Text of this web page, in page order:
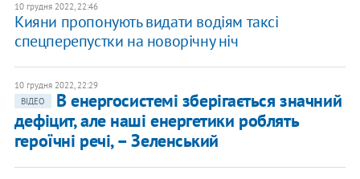
10 грудня 2022, 22:46
Кияни пропонують видати водіям таксі
спецперепустки на новорічну ніч
10 грудня 2022, 22:29
ВІДЕО
В енергосистемі зберігається значний
дефіцит, але наші енергетики роблять
героїчні речі, – Зеленський